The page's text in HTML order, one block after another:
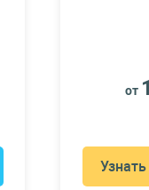
от